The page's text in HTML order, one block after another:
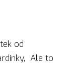
od
Ale to